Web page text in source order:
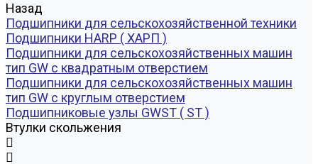
Назад
Подшипники для сельскохозяйственной техники
Подшипники HARP ( ХАРП )
Подшипники для сельскохозяйственных машин
тип GW с квадратным отверстием
Подшипники для сельскохозяйственных машин
тип GW с круглым отверстием
Подшипниковые узлы GWST ( ST )
Втулки скольжения